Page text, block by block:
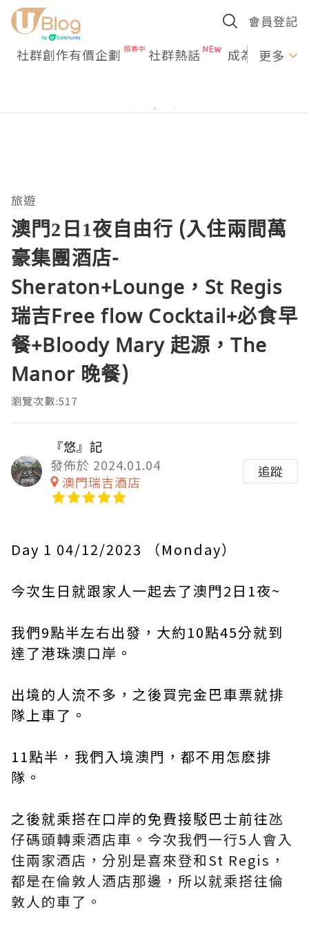
會員登記
社群創作有價企劃 社群熱話 成為U更多
旅遊
澳門2日1夜自由行 (入住兩間萬
豪集團酒店-
Sheraton+Lounge，St Regis
瑞吉Free flow Cocktail+必食早
餐+Bloody Mary 起源，The
Manor 晚餐)
瀏覽次數:517
『悠』記
發佈於 2024.01.04
澳門瑞吉酒店
追蹤
Day 1 04/12/2023 （Monday）
今次生日就跟家人一起去了澳門2日1夜~
我們9點半左右出發，大約10點45分就到
達了港珠澳口岸。
出境的人流不多，之後買完金巴車票就排
隊上車了。
11點半，我們入境澳門，都不用怎麽排
隊。
之後就乘搭在口岸的免費接駁巴士前往氹
仔碼頭轉乘酒店車。今次我們一行5人會入
住兩家酒店，分別是喜來登和St Regis，
都是在倫敦人酒店那邊，所以就乘搭往倫
敦人的車了。